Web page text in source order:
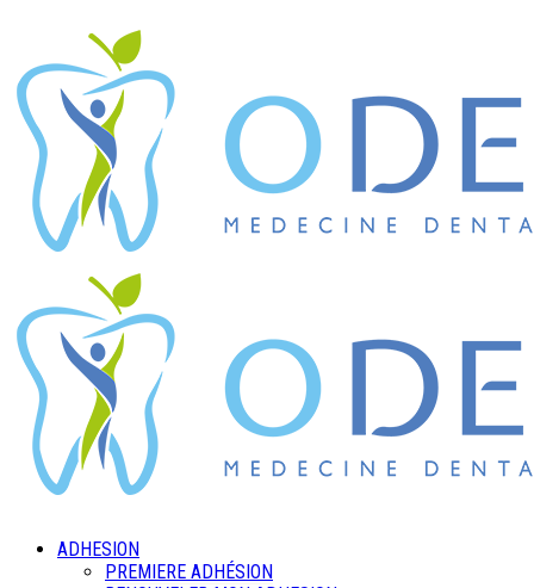
ADHESION
PREMIERE ADHÉSION